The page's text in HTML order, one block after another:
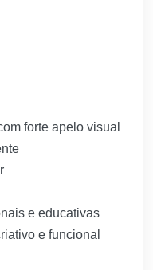
forte apelo visual
e educativas
e funcional